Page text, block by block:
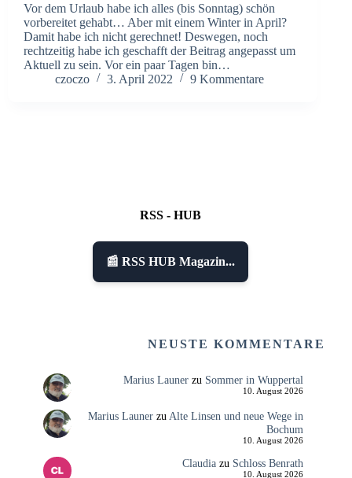
Vor dem Urlaub habe ich alles (bis Sonntag) schön
vorbereitet gehabt… Aber mit einem Winter in April?
Damit habe ich nicht gerechnet! Deswegen, noch
rechtzeitig habe ich geschafft der Beitrag angepasst um
Aktuell zu sein. Vor ein paar Tagen bin…
czoczo
3. April 2022 9 Kommentare
RSS - HUB
📰 RSS HUB Magazin...
NEUSTE KOMMENTARE
Marius Launerzu Sommer in Wuppertal
10. August 2026
Marius LaunerzuAlte Linsen und neue Wege in
Bochum
10. August 2026
Claudiazu Schloss Benrath
10. August 2026